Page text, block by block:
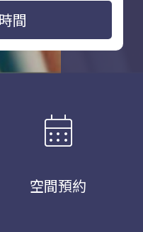
間
calendar_month
空間預約